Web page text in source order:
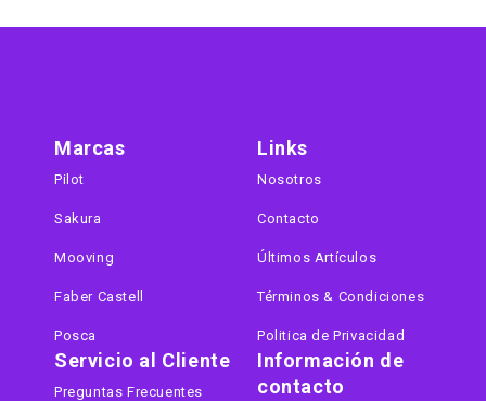
Información de
contacto
Marcas
Pilot
Sakura
Mooving
Faber Castell
Posca
Links
Nosotros
Contacto
Últimos Artículos
Términos & Condiciones
Politica de Privacidad
Servicio al Cliente
Preguntas Frecuentes